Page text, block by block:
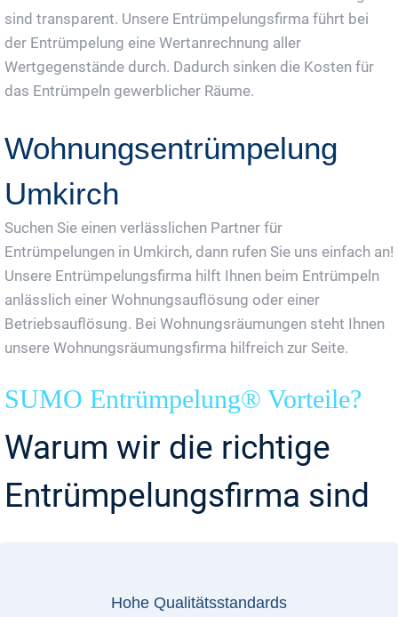
sind transparent. Unsere Entrümpelungsfirma führt bei
der Entrümpelung eine Wertanrechnung aller
Wertgegenstände durch. Dadurch sinken die Kosten für
das Entrümpeln gewerblicher Räume.
Wohnungsentrümpelung
Umkirch
Suchen Sie einen verlässlichen Partner für
Entrümpelungen in Umkirch, dann rufen Sie uns einfach an!
Unsere Entrümpelungsfirma hilft Ihnen beim Entrümpeln
anlässlich einer Wohnungsauflösung oder einer
Betriebsauflösung. Bei Wohnungsräumungen steht Ihnen
unsere Wohnungsräumungsfirma hilfreich zur Seite.
SUMO Entrümpelung® Vorteile?
Warum wir die richtige
Entrümpelungsfirma sind
Hohe Qualitätsstandards